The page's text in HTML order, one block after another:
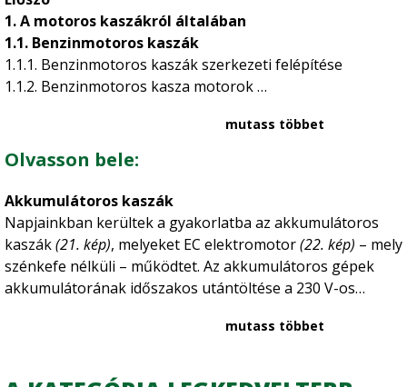
1. A motoros kaszákról általában
1.1. Benzinmotoros kaszák
1.1.1. Benzinmotoros kaszák szerkezeti felépítése
1.1.2. Benzinmotoros kasza motorok
1.1.4. Benzinmotoros kasza munkavégző részek
1.1.5. Benzinmotoros kasza kiegészítő elemek
1.3. Elektromos szegélynyírók
2. Korszerű megoldások a STIHL benzinmotoros
kaszáin
2.1. Motorikus innovációk
2.1.1. STIHL 2-MIX motortechnológia
2.1.3. STIHL ErgoStart indítóberendezés
mutass többet
Olvasson bele:
Akkumulátoros kaszák
Napjainkban kerültek a gyakorlatba az akkumulátoros
kaszák(21. kép), melyeket EC elektromotor(22. kép) – mely
szénkefe nélküli – működtet. Az akkumulátoros gépek
akkumulátorának időszakos utántöltése a 230 V-os
töltőkészülékek vagy adapter valamelyikével.
mutass többet